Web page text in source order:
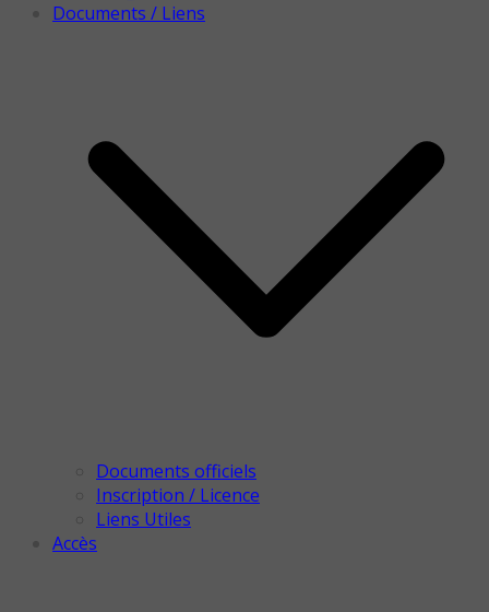
Documents / Liens
Documents officiels
Inscription / Licence
Liens Utiles
Accès